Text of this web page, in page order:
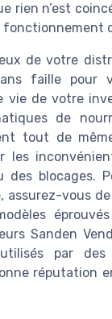
rien n’est
fonctionnement
de votre
faille pour
vie de votre
de
tout de
les
des blocages.
assurez-vous
Sanden
par des
réputation